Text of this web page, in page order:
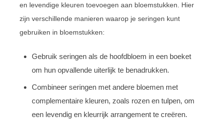
en levendige kleuren toevoegen aan bloemstukken. Hier
zijn verschillende manieren waarop je seringen kunt
gebruiken in bloemstukken:
Gebruik seringen als de hoofdbloem in een boeket
om hun opvallende uiterlijk te benadrukken.
Combineer seringen met andere bloemen met
complementaire kleuren, zoals rozen en tulpen, om
een levendig en kleurrijk arrangement te creëren.